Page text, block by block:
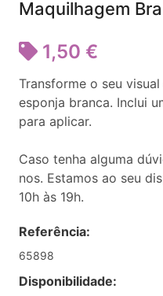
Maquilhagem
1,50 €
Transforme o seu
esponja branca. Inclui
para aplicar.
Caso tenha alguma
nos. Estamos ao seu
10h às 19h.
Referência:
65898
Disponibilidade: